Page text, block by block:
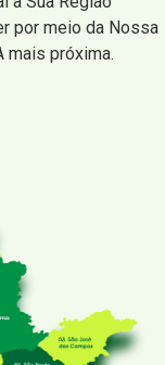
por meio da Nossa
mais próxima.